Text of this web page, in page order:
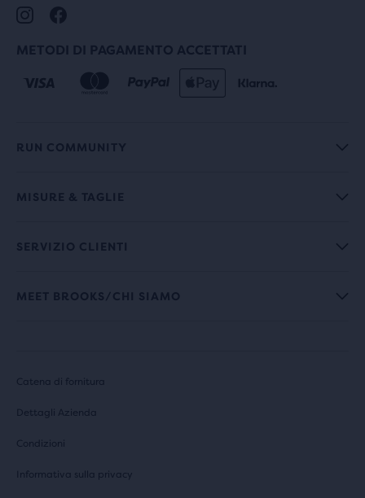
METODI DI PAGAMENTO ACCETTATI
RUN COMMUNITY
MISURE & TAGLIE
SERVIZIO CLIENTI
MEET BROOKS/CHI SIAMO
Catena di fornitura
Dettagli Azienda
Condizioni
Informativa sulla privacy